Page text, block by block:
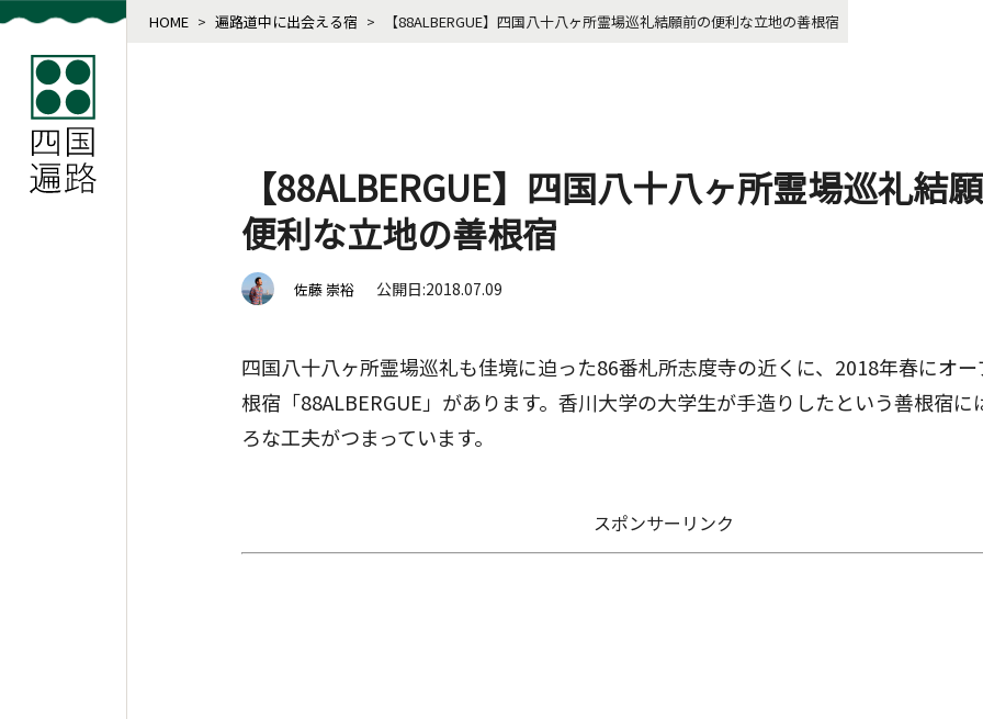
HOME > 遍路道中に出会える宿 > 【88ALBERGUE】四国八十八ヶ所霊場巡礼結願前の便利な立地の善根宿
【88ALBERGUE】四国八十八ヶ所霊場巡礼結
便利な立地の善根宿
佐藤 崇裕 公開日:2018.07.09
四国八十八ヶ所霊場巡礼も佳境に迫った86番札所志度寺の近くに、2018年春にオ
根宿「88ALBERGUE」があります。香川大学の大学生が手造りしたという善根宿に
ろな工夫がつまっています。
スポンサーリンク